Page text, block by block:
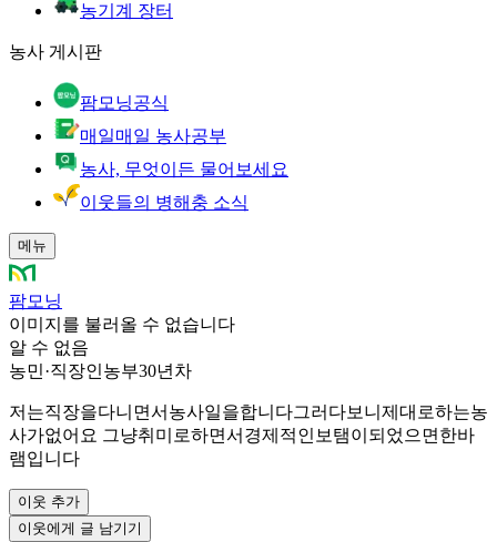
농기계 장터
농사 게시판
팜모닝공식
매일매일 농사공부
농사, 무엇이든 물어보세요
이웃들의 병해충 소식
메뉴
팜모닝
이미지를 불러올 수 없습니다
알 수 없음
농민·직장인농부30년차
저는직장을다니면서농사일을합니다그러다보니제대로하는농
사가없어요 그냥취미로하면서경제적인보탬이되었으면한바
램입니다
이웃 추가
이웃에게 글 남기기